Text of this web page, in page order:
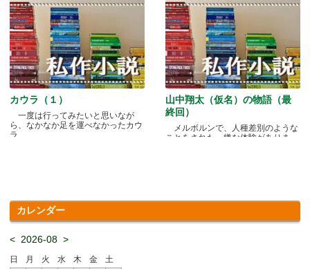
カウラ（１）
一度は行ってみたいと思いなが
ら、なかなか足を運べなかったカウ
ラ.....
山中翔太（仮名）の物語（最
終回）
メルボルンで、人種差別のような
ことをされた、嫌な体験がありま
カレンダー
< 2026-08 >
日 月 火 水 木 金
土